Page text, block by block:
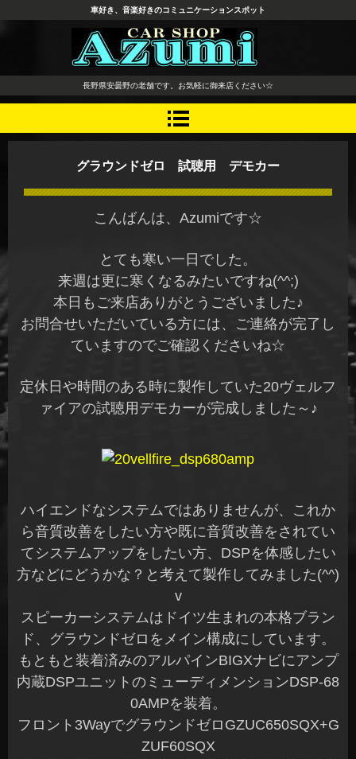
長野県 安曇野市 タイヤ ホ
イール デッドニング カーオ
ーディオ レカロシート
車好き、音楽好きのコミュニケーションスポット
長野県安曇野の老舗です。お気軽に御来店ください☆
グラウンドゼロ 試聴用 デモカー
こんばんは、Azumiです☆
とても寒い一日でした。
来週は更に寒くなるみたいですね(^^;)
本日もご来店ありがとうございました♪
お問合せいただいている方には、ご連絡が完了し
ていますのでご確認くださいね☆
定休日や時間のある時に製作していた20ヴェルフ
ァイアの試聴用デモカーが完成しました～♪
ハイエンドなシステムではありませんが、これか
ら音質改善をしたい方や既に音質改善をされてい
てシステムアップをしたい方、DSPを体感したい
方などにどうかな？と考えて製作してみました(^^)
v
スピーカーシステムはドイツ生まれの本格ブラン
ド、グラウンドゼロをメイン構成にしています。
もともと装着済みのアルパインBIGXナビにアンプ
内蔵DSPユニットのミューディメンションDSP-68
0AMPを装着。
フロント3WayでグラウンドゼロGZUC650SQX+G
ZUF60SQX